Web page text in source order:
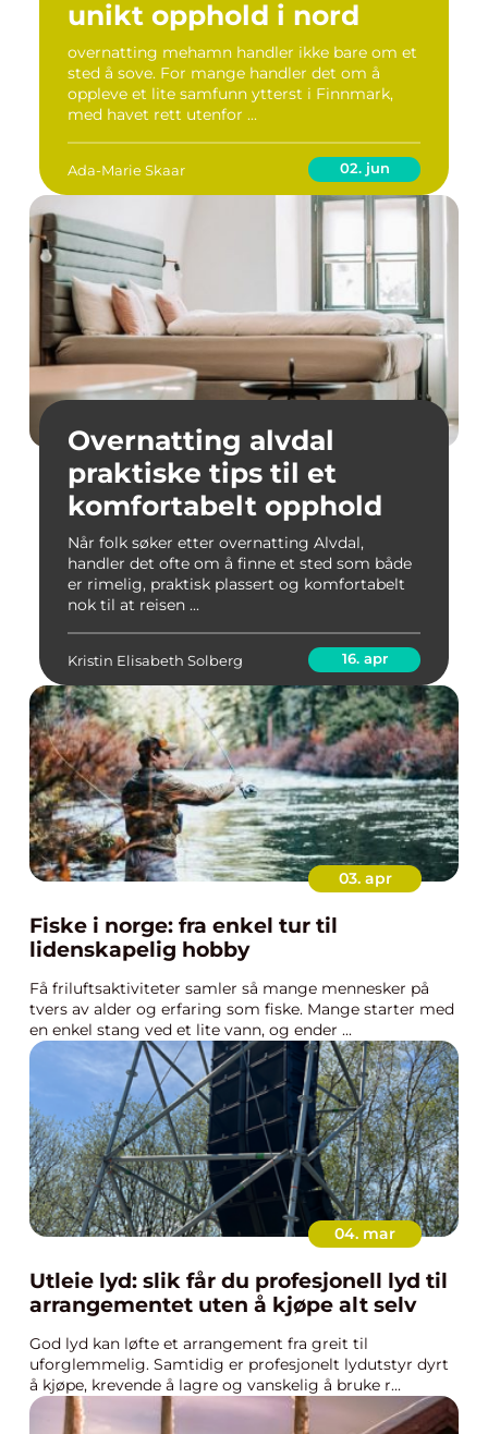
unikt opphold i nord
overnatting mehamn handler ikke bare om et
sted å sove. For mange handler det om å
oppleve et lite samfunn ytterst i Finnmark,
med havet rett utenfor ...
Ada-Marie Skaar 02. jun
Overnatting alvdal
praktiske tips til et
komfortabelt opphold
Når folk søker etter overnatting Alvdal,
handler det ofte om å finne et sted som både
er rimelig, praktisk plassert og komfortabelt
nok til at reisen ...
Kristin Elisabeth Solberg 16. apr
03. apr
Fiske i norge: fra enkel tur til
lidenskapelig hobby
Få friluftsaktiviteter samler så mange mennesker på
tvers av alder og erfaring som fiske. Mange starter med
en enkel stang ved et lite vann, og ender ...
04. mar
Utleie lyd: slik får du profesjonell lyd til
arrangementet uten å kjøpe alt selv
God lyd kan løfte et arrangement fra greit til
uforglemmelig. Samtidig er profesjonelt lydutstyr dyrt
å kjøpe, krevende å lagre og vanskelig å bruke r...